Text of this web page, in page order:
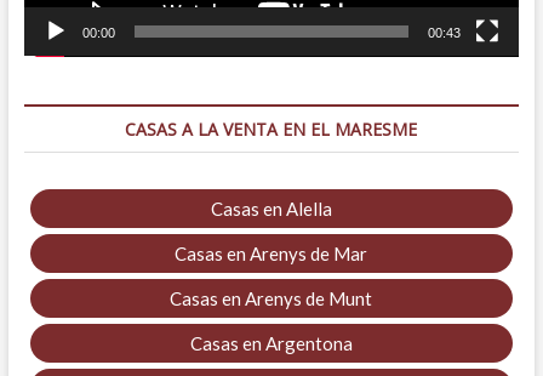
00:00 00:43
CASAS A LA VENTA EN EL MARESME
Casas en Alella
Casas en Arenys de Mar
Casas en Arenys de Munt
Casas en Argentona